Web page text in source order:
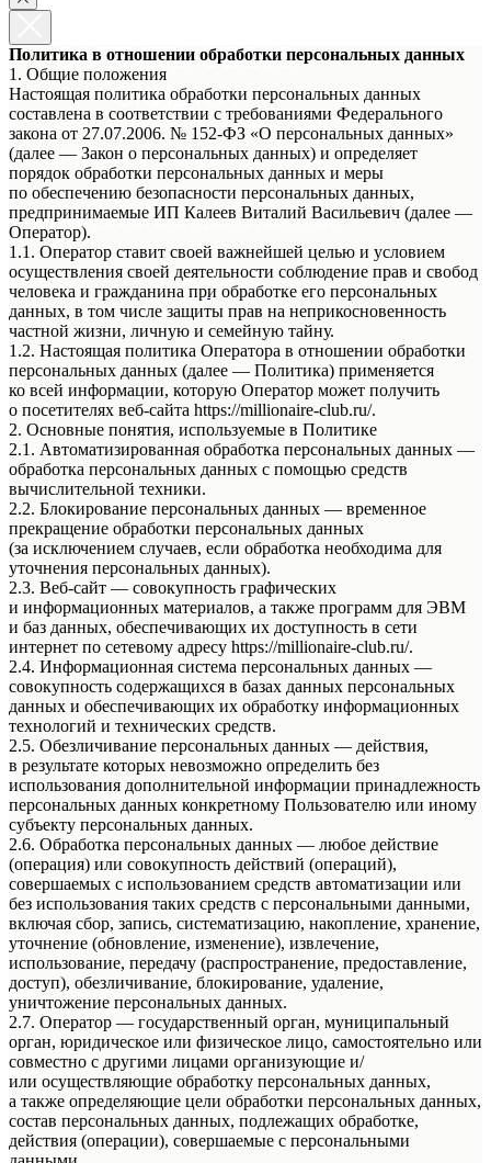
ЗАБРАТЬ СВОЮ
СКИДКУ!
ЗАПИШИТЕСЬ НА ПРИМЕРКУ
И ПОЛУЧИТЕ СКИДКУ ДО 4500₽!
АКЦИЯ ДЕЙСТВУЕТ ДО 31 АВГУСТА!
* Подробности акции уточняйте у
Стилистов Консультантов Магазина!
Мы находимся в г.Уфа ул. 50-летия октября д.18
Режим работы с 10:00 до 21:00
* Подробности акции уточняйте у Стилистов
Консультантов Магазина!
Мы находимся в г.Уфа ул. 50-летия октября д.18
Режим работы с 9:00 до 21:00
Политика в отношении обработки персональных данных
1. Общие положения
Настоящая политика обработки персональных данных
составлена в соответствии с требованиями Федерального
закона от 27.07.2006. № 152-ФЗ «О персональных данных»
(далее — Закон о персональных данных) и определяет
порядок обработки персональных данных и меры
по обеспечению безопасности персональных данных,
предпринимаемые ИП Калеев Виталий Васильевич (далее —
Оператор).
1.1. Оператор ставит своей важнейшей целью и условием
осуществления своей деятельности соблюдение прав и свобод
человека и гражданина при обработке его персональных
данных, в том числе защиты прав на неприкосновенность
частной жизни, личную и семейную тайну.
1.2. Настоящая политика Оператора в отношении обработки
персональных данных (далее — Политика) применяется
ко всей информации, которую Оператор может получить
о посетителях веб-сайта https://millionaire-club.ru/.
2. Основные понятия, используемые в Политике
2.1. Автоматизированная обработка персональных данных —
обработка персональных данных с помощью средств
вычислительной техники.
2.2. Блокирование персональных данных — временное
прекращение обработки персональных данных
(за исключением случаев, если обработка необходима для
уточнения персональных данных).
2.3. Веб-сайт — совокупность графических
и информационных материалов, а также программ для ЭВМ
и баз данных, обеспечивающих их доступность в сети
интернет по сетевому адресу https://millionaire-club.ru/.
2.4. Информационная система персональных данных —
совокупность содержащихся в базах данных персональных
данных и обеспечивающих их обработку информационных
технологий и технических средств.
2.5. Обезличивание персональных данных — действия,
в результате которых невозможно определить без
использования дополнительной информации принадлежность
персональных данных конкретному Пользователю или иному
субъекту персональных данных.
2.6. Обработка персональных данных — любое действие
(операция) или совокупность действий (операций),
совершаемых с использованием средств автоматизации или
без использования таких средств с персональными данными,
включая сбор, запись, систематизацию, накопление, хранение,
уточнение (обновление, изменение), извлечение,
использование, передачу (распространение, предоставление,
доступ), обезличивание, блокирование, удаление,
уничтожение персональных данных.
2.7. Оператор — государственный орган, муниципальный
орган, юридическое или физическое лицо, самостоятельно или
совместно с другими лицами организующие и/
или осуществляющие обработку персональных данных,
а также определяющие цели обработки персональных данных,
состав персональных данных, подлежащих обработке,
действия (операции), совершаемые с персональными